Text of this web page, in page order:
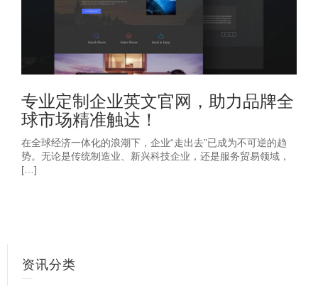
专业定制企业英文官网，助力品牌全
球市场精准触达！
在全球经济一体化的浪潮下，企业“走出去”已成为不可逆的趋
势。无论是传统制造业、新兴科技企业，还是服务贸易领域，
[…]
资讯分类